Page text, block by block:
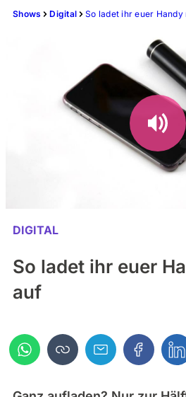
Shows Digital So ladet ihr euer
DIGITAL
So ladet ihr euer
auf